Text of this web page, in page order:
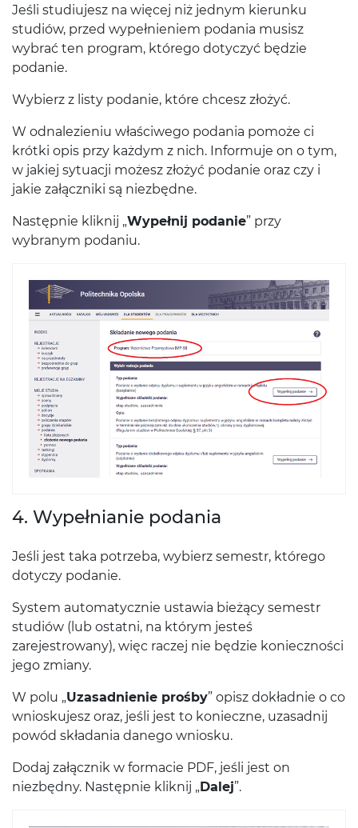
Jeśli studiujesz na więcej niż jednym kierunku
studiów, przed wypełnieniem podania musisz
wybrać ten program, którego dotyczyć będzie
podanie.
Wybierz z listy podanie, które chcesz złożyć.
W odnalezieniu właściwego podania pomoże ci
krótki opis przy każdym z nich. Informuje on o tym,
w jakiej sytuacji możesz złożyć podanie oraz czy i
jakie załączniki są niezbędne.
Następnie kliknij „Wypełnij podanie” przy
wybranym podaniu.
4. Wypełnianie podania
Jeśli jest taka potrzeba, wybierz semestr, którego
dotyczy podanie.
System automatycznie ustawia bieżący semestr
studiów (lub ostatni, na którym jesteś
zarejestrowany), więc raczej nie będzie konieczności
jego zmiany.
W polu „Uzasadnienie prośby” opisz dokładnie o co
wnioskujesz oraz, jeśli jest to konieczne, uzasadnij
powód składania danego wniosku.
Dodaj załącznik w formacie PDF, jeśli jest on
niezbędny. Następnie kliknij „Dalej”.